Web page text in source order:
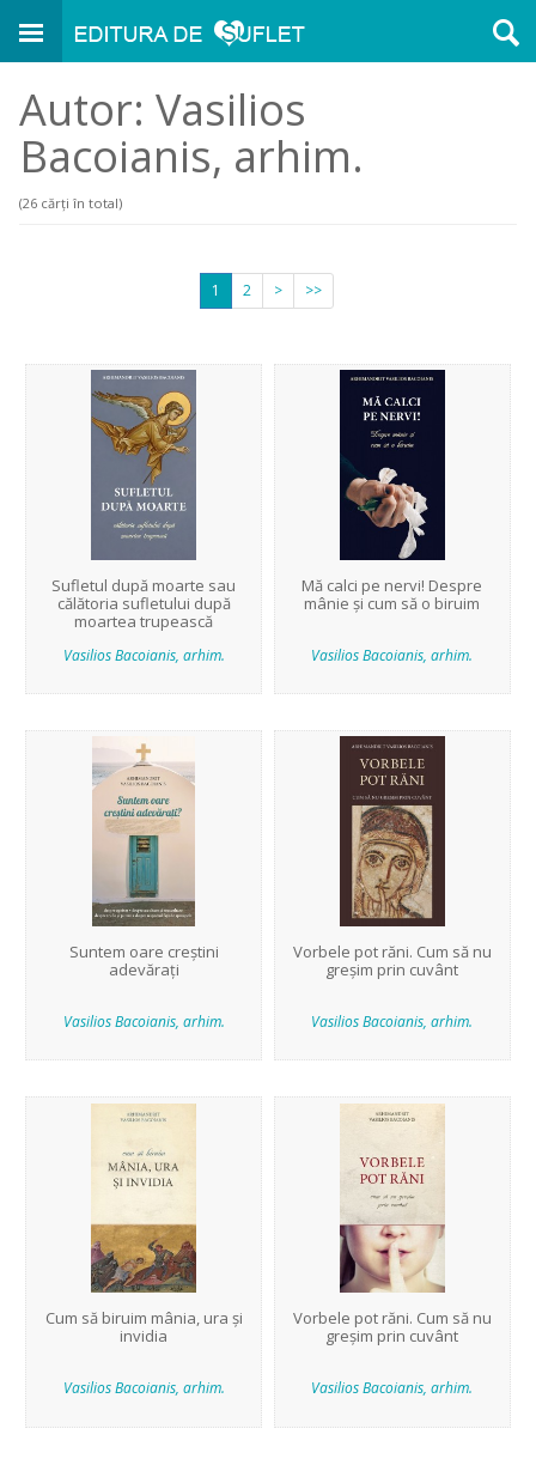
Autor: Vasilios
Bacoianis, arhim.
(26 cărți în total)
1 2 > >>
Sufletul după moarte sau
călătoria sufletului după
moartea trupească
Vasilios Bacoianis, arhim.
Mă calci pe nervi! Despre
mânie și cum să o biruim
Vasilios Bacoianis, arhim.
Suntem oare creștini
adevărați
Vasilios Bacoianis, arhim.
Vorbele pot răni. Cum să nu
greșim prin cuvânt
Vasilios Bacoianis, arhim.
Cum să biruim mânia, ura și
invidia
Vasilios Bacoianis, arhim.
Vorbele pot răni. Cum să nu
greșim prin cuvânt
Vasilios Bacoianis, arhim.